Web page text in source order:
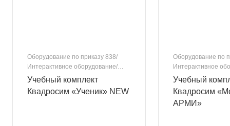
Оборудование по приказу 838/
Интерактивное оборудование/
Виртуальная реальность
Учебный комплект
Квадросим «Ученик» NEW
Оборудование по
Интерактивное
Виртуальная
Учебный
Квадросим
АРМИ»